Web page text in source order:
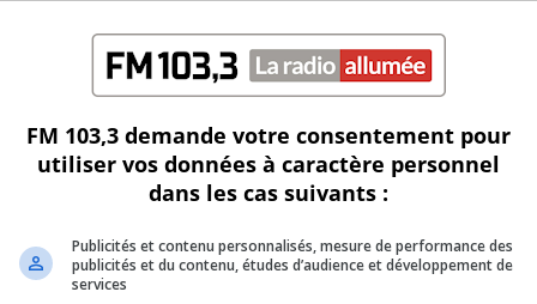
FM 103,3 demande votre consentement pour
utiliser vos données à caractère personnel
dans les cas suivants :
Publicités et contenu personnalisés, mesure de performance des
publicités et du contenu, études d’audience et développement de
services